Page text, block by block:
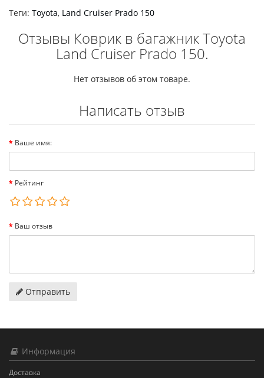
Теги: Toyota, Land Cruiser Prado 150
Отзывы Коврик в багажник Toyota
Land Cruiser Prado 150.
Нет отзывов об этом товаре.
Написать отзыв
Ваше имя:
Рейтинг
Ваш отзыв
Отправить
Информация
Доставка